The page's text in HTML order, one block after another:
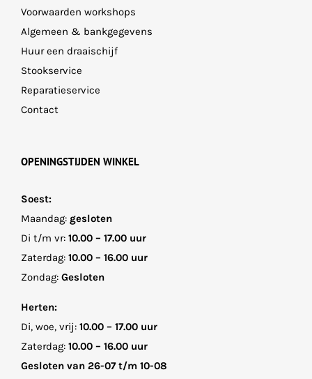
Voorwaarden workshops
Algemeen & bankgegevens
Huur een draaischijf
Stookservice
Reparatieservice
Contact
OPENINGSTIJDEN WINKEL
Soest:
Maandag: gesloten
Di t/m vr: 10.00 – 17.00 uur
Zaterdag: 10.00 – 16.00 uur
Zondag: Gesloten
Herten:
Di, woe, vrij: 10.00 – 17.00 uur
Zaterdag: 10.00 – 16.00 uur
Gesloten van 26-07 t/m 10-08